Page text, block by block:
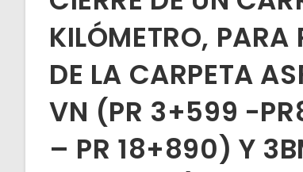
KILÓMETRO, PARA
DE LA CARPETA
VN (PR 3+599 -
– PR 18+890) Y